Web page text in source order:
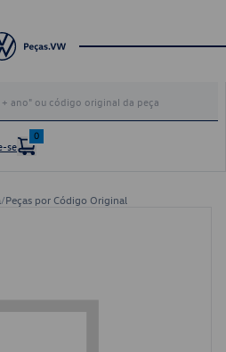
se
0
/Peças por Código Original